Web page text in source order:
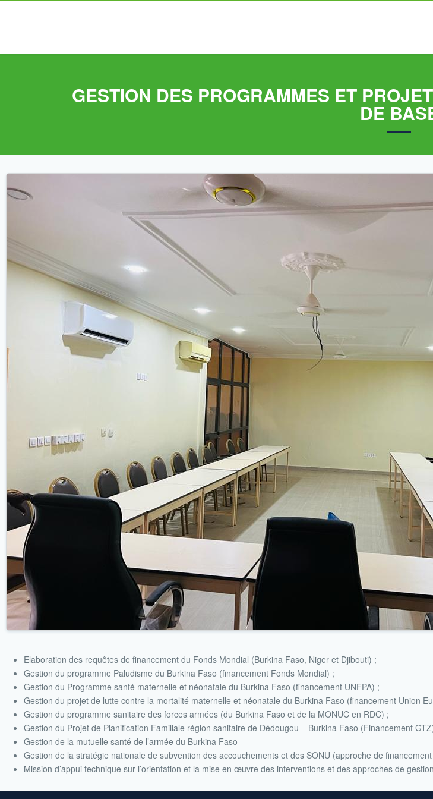
GESTION DES PROGRAMMES ET
DE
Elaboration des requêtes de financement du Fonds Mondial (Burkina Faso, Niger et Djibouti) ;
Gestion du programme Paludisme du Burkina Faso (financement Fonds Mondial) ;
Gestion du Programme santé maternelle et néonatale du Burkina Faso (financement UNFPA) ;
Gestion du projet de lutte contre la mortalité maternelle et néonatale du Burkina Faso (financement Union
Gestion du programme sanitaire des forces armées (du Burkina Faso et de la MONUC en RDC) ;
Gestion du Projet de Planification Familiale région sanitaire de Dédougou – Burkina Faso (Financement
Gestion de la mutuelle santé de l’armée du Burkina Faso
Gestion de la stratégie nationale de subvention des accouchements et des SONU (approche de
Mission d’appui technique sur l’orientation et la mise en œuvre des interventions et des approches de